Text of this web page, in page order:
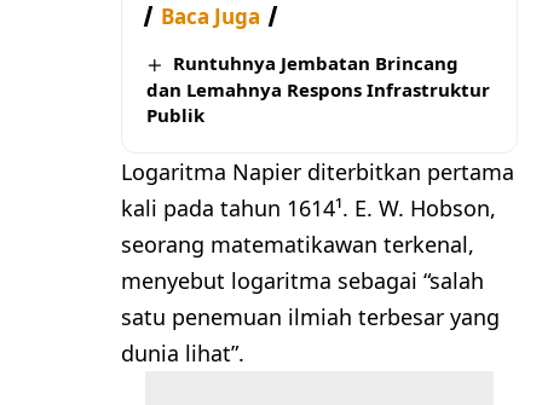
Baca Juga
Runtuhnya Jembatan Brincang
dan Lemahnya Respons Infrastruktur
Publik
Logaritma Napier diterbitkan pertama
kali pada tahun 1614¹. E. W. Hobson,
seorang matematikawan terkenal,
menyebut logaritma sebagai “salah
satu penemuan ilmiah terbesar yang
dunia lihat”.